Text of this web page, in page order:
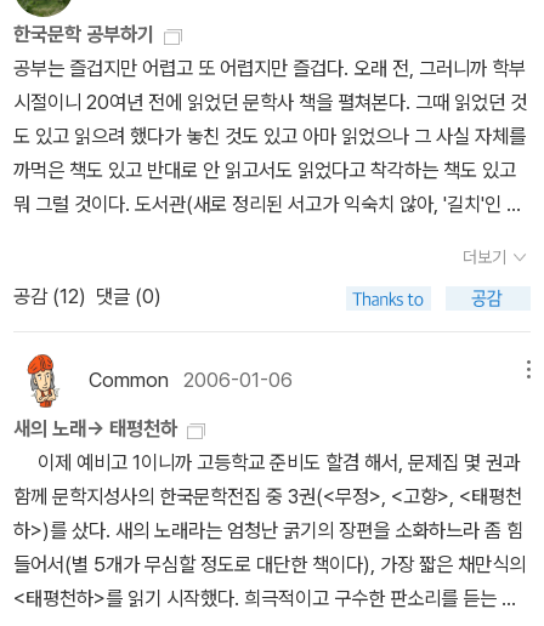
청준 작가의 『당신들의 천국』이었는데, 이 때 산 책은 교실에서 돌고
돌다가 실종되었고 나는 책을 다시 사야 했다. 하기야 그때 돌면서 이
미 표지도 사라진 상태라 다시 사는 게 나은 선택이었는지도 모르겠
다. 소설 명작선 중 가지고 있는 책은 『당신들의 천국』 하나뿐이지만,
이 책은 여전히 내가 읽은 한국소설 중 최고의 자리에 있다.대산세계
문학총서나 문학과지성 시인선, 소설 명작선 등 문지를 대표하는 시
리즈들은 많지만, 요즘 나는 그 중에서도 '우리 시대의 고전' 시리즈와
'현대의 지성' 시리즈에 마음이 간다. '우리 시대의 고전' 중 내가 가지
고 있는 것은 블랑쇼와 낭시의 『밝힐 수 없는 공동체 / 마주한 공동
나 싶은 책들이 많이 보인다. 이런 책들이 어떻게 한 출판사에서 나왔
나 싶을 정도로. 물론 이 시리즈는 만만해 보이는 책이 없어서 한 권씩
볼 때마다 험난한 여정이 예상될 때가 많다... '현대의 지성' 시리즈에
눈길이 가는 건 내가 요즘 관심을 갖고 있는 문제와 관련이 있다. '타
자', '환대', '기호학' 등등.. 그래서 레비나스로 눈을 돌렸는지도 모르겠
다. 내가 조금씩 읽고 있는 『서양철학사』(이학사)에서는 레비나스를
다루지 않았다(적어도 목차를 봤을 때는). 그래서 최근에 『시간과 타
자』(문예출판사)를 구입했는데, 레비나스의 주저라고 불리는 『전체
한국문학 공부하기
공부는 즐겁지만 어렵고 또 어렵지만 즐겁다. 오래 전, 그러니까 학부
시절이니 20여년 전에 읽었던 문학사 책을 펼쳐본다. 그때 읽었던 것
도 있고 읽으려 했다가 놓친 것도 있고 아마 읽었으나 그 사실 자체를
까먹은 책도 있고 반대로 안 읽고서도 읽었다고 착각하는 책도 있고
뭐 그럴 것이다. 도서관(새로 정리된 서고가 익숙치 않아, '길치'인 나
좋지만 현실적으로 불가능, 현대문학사, 그 중에서도 소설 부분에만
집중한다. 권영민 선생은 정녕 교과서의 대마왕(^^)임을 보여준다. 내
용의 알참은 말할 것도 없거니와, 세 줄 넘어가는 문장도 없이 무척 간
결하고 정확하게 서술되어 있다. 최대한 정독 중. 조동일 선생의 저 유
명한 저서는 앞 부분은 딱 자르고 5권만 주문. 조만간 읽기 시작할 터.
하지만 아무래도 '소설' 관련 그의 역작은 이것일 터. 언젠가 재미있게
읽은 듯하다. 한편, 이 참에 꼼꼼하게 읽어야지 다짐했다가
어마어마한 분량과 (익히 아는!) 너무도 진지한(ㅠ.ㅠ) 문체에 짓눌려
지레 포기한 역작은 이것. 하지만 경제 사정이 회복되는(과연 언제?
ㅠ.ㅠ) 대로, 바라건대 겨울 방학 쯤엔 사서 볼 수 있길 바란다. (지난
더보기
공감 (12) 댓글 (0)
Common 2006-01-06
새의 노래-> 태평천하
이제 예비고 1이니까 고등학교 준비도 할겸 해서, 문제집 몇 권과
함께 문학지성사의 한국문학전집 중 3권(<무정>, <고향>, <태평천
하>)를 샀다. 새의 노래라는 엄청난 굵기의 장편을 소화하느라 좀 힘
들어서(별 5개가 무심할 정도로 대단한 책이다), 가장 짧은 채만식의
<태평천하>를 읽기 시작했다. 희극적이고 구수한 판소리를 듣는 양